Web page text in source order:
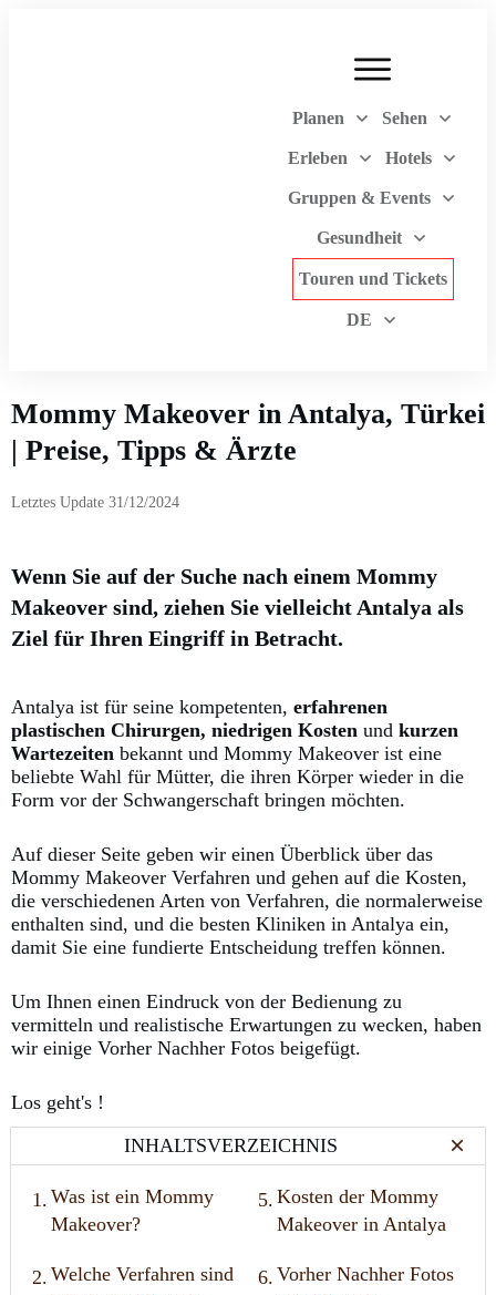
Planen Sehen
Erleben Hotels
Gruppen & Events
Gesundheit
Touren und Tickets
DE
Mommy Makeover in Antalya, Türkei
| Preise, Tipps & Ärzte
Letztes Update 31/12/2024
Wenn Sie auf der Suche nach einem Mommy
Makeover sind, ziehen Sie vielleicht Antalya als
Ziel für Ihren Eingriff in Betracht.
Antalya ist für seine kompetenten, erfahrenen
plastischen Chirurgen, niedrigen Kosten und kurzen
Wartezeiten bekannt und Mommy Makeover ist eine
beliebte Wahl für Mütter, die ihren Körper wieder in die
Form vor der Schwangerschaft bringen möchten.
Auf dieser Seite geben wir einen Überblick über das
Mommy Makeover Verfahren und gehen auf die Kosten,
die verschiedenen Arten von Verfahren, die normalerweise
enthalten sind, und die besten Kliniken in Antalya ein,
damit Sie eine fundierte Entscheidung treffen können.
Um Ihnen einen Eindruck von der Bedienung zu
vermitteln und realistische Erwartungen zu wecken, haben
wir einige Vorher Nachher Fotos beigefügt.
Los geht's !
INHALTSVERZEICHNIS
1. Was ist ein Mommy
Makeover?
2. Welche Verfahren sind
5. Kosten der Mommy
Makeover in Antalya
6. Vorher Nachher Fotos